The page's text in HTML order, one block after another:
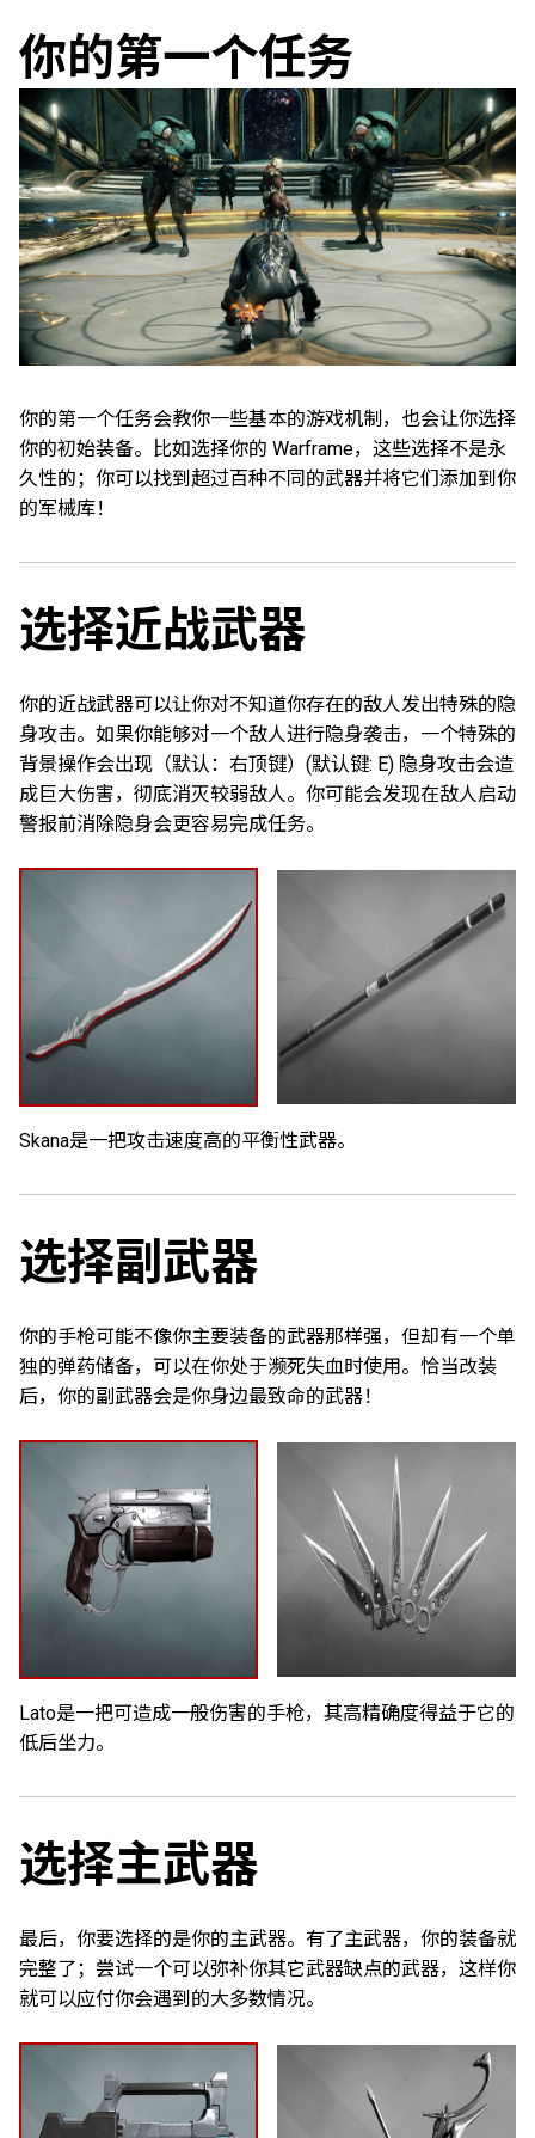
你的第一个任务
你的第一个任务会教你一些基本的游戏机制，也会让你选择
你的初始装备。比如选择你的 Warframe，这些选择不是永
久性的；你可以找到超过百种不同的武器并将它们添加到你
的军械库！
选择近战武器
你的近战武器可以让你对不知道你存在的敌人发出特殊的隐
身攻击。如果你能够对一个敌人进行隐身袭击，一个特殊的
背景操作会出现（默认：右顶键） (默认键: E) 隐身攻击会造
成巨大伤害，彻底消灭较弱敌人。你可能会发现在敌人启动
警报前消除隐身会更容易完成任务。
Skana是一把攻击速度高的平衡性武器。
选择副武器
你的手枪可能不像你主要装备的武器那样强，但却有一个单
独的弹药储备，可以在你处于濒死失血时使用。恰当改装
后，你的副武器会是你身边最致命的武器！
Lato是一把可造成一般伤害的手枪，其高精确度得益于它的
低后坐力。
选择主武器
最后，你要选择的是你的主武器。有了主武器，你的装备就
完整了；尝试一个可以弥补你其它武器缺点的武器，这样你
就可以应付你会遇到的大多数情况。